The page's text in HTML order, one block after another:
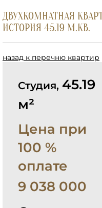
ДВУХКОМНАТНАЯ
ИСТОРИЯ 45.19 М.КВ.
назад к перечню квартир
Студия, 45.19
м²
Цена при
100 %
оплате
9 038 000